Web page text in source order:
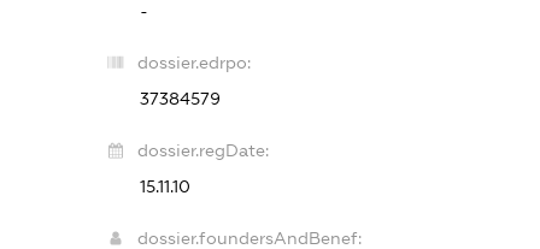
-
dossier.edrpo:
37384579
dossier.regDate:
15.11.10
dossier.foundersAndBenef: